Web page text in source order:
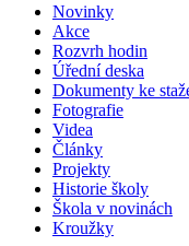
Novinky
Akce
Rozvrh hodin
Úřední deska
Dokumenty ke
Fotografie
Videa
Články
Projekty
Historie školy
Škola v novinách
Kroužky